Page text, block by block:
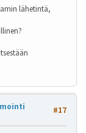
lähetintä,
#17